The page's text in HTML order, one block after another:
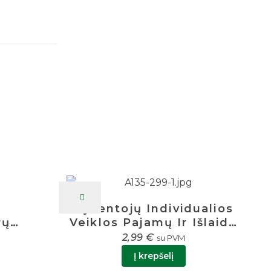
Gyventojų Individualios
Veiklos Pajamų Ir Išlaidų
Apskaitos Žurnalas A4
11029
2,99€ su PVM
Į krepšelį